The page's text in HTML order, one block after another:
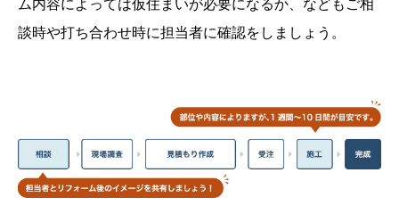
ム内容によっては仮住まいが必要になるか、なども ご相
談時や打ち合わせ時に担当者に確認をしましょう。